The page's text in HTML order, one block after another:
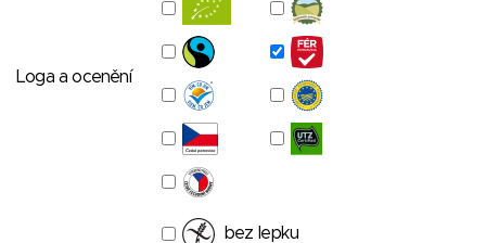
Loga a ocenění
bez lepku